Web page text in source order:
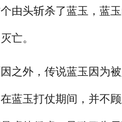
由头斩杀了蓝玉，蓝
亡。
之外，传说蓝玉因为
蓝玉打仗期间，并不